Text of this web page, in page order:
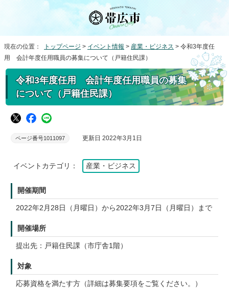
現在の位置： トップページ > イベント情報 > 産業・ビジネス > 令和3年度任
用 会計年度任用職員の募集について（戸籍住民課）
令和3年度任用 会計年度任用職員の募集
について（戸籍住民課）
ページ番号1011097 更新日 2022年3月1日
イベントカテゴリ： 産業・ビジネス
開催期間
2022年2月28日（月曜日）から2022年3月7日（月曜日）まで
開催場所
提出先：戸籍住民課（市庁舎1階）
対象
応募資格を満たす方（詳細は募集要項をご覧ください。）